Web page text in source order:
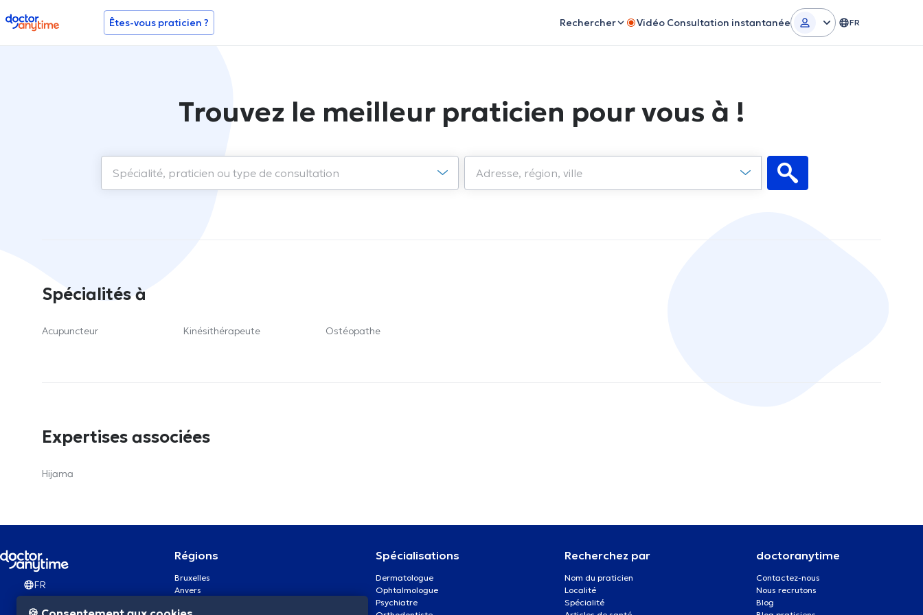
doctoranytime Êtes-vous praticien ? Rechercher Vidéo Consultation instantanée FR
Trouvez le meilleur praticien pour vous à !
Spécialités à
Acupuncteur Kinésithérapeute Ostéopathe
Expertises associées
Hijama
FR
Régions
Bruxelles
Anvers
Spécialisations
Dermatologue
Ophtalmologue
Psychiatre
Recherchez par
Nom du praticien
Localité
Spécialité
doctoranytime
Contactez-nous
Nous recrutons
Blog